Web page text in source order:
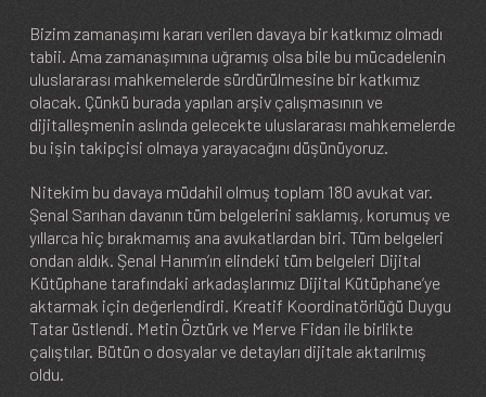
Bizim zamanaşımı kararı verilen davaya bir katkımız olmadı
tabii. Ama zamanaşımına uğramış olsa bile bu mücadelenin
uluslararası mahkemelerde sürdürülmesine bir katkımız
olacak. Çünkü burada yapılan arşiv çalışmasının ve
dijitalleşmenin aslında gelecekte uluslararası mahkemelerde
bu işin takipçisi olmaya yarayacağını düşünüyoruz.
Nitekim bu davaya müdahil olmuş toplam 180 avukat var.
Şenal Sarıhan davanın tüm belgelerini saklamış, korumuş ve
yıllarca hiç bırakmamış ana avukatlardan biri. Tüm belgeleri
ondan aldık. Şenal Hanım’ın elindeki tüm belgeleri Dijital
Kütüphane tarafındaki arkadaşlarımız Dijital Kütüphane’ye
aktarmak için değerlendirdi. Kreatif Koordinatörlüğü Duygu
Tatar üstlendi. Metin Öztürk ve Merve Fidan ile birlikte
çalıştılar. Bütün o dosyalar ve detayları dijitale aktarılmış
oldu.